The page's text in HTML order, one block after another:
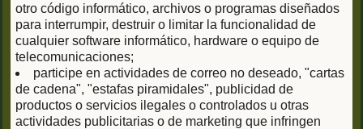
otro código informático, archivos o programas diseñados
para interrumpir, destruir o limitar la funcionalidad de
cualquier software informático, hardware o equipo de
telecomunicaciones;
participe en actividades de correo no deseado, "cartas
de cadena", "estafas piramidales", publicidad de
productos o servicios ilegales o controlados u otras
actividades publicitarias o de marketing que infringen